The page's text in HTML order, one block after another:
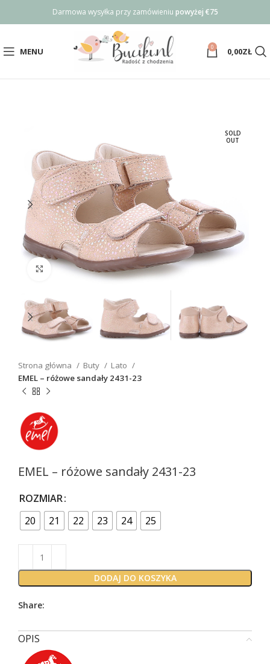
Darmowa wysyłka przy zamówieniu powyżej €75
MENU 0 0,00ZŁ
SOLD
OUT
Click to enlarge
Strona główna Buty
Lato
EMEL – różowe sandały 2431-23
EMEL – różowe sandały 2431-23
ROZMIAR
20
21 22 23 24 25
DODAJ DO KOSZYKA
Share:
OPIS